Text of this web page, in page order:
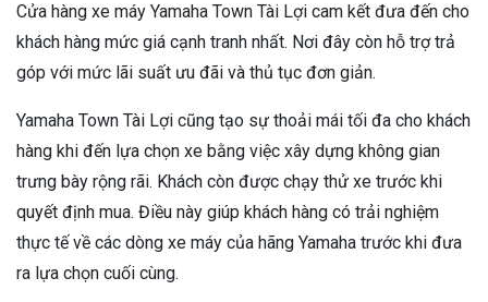
Cửa hàng xe máy Yamaha Town Tài Lợi cam kết đưa đến cho
khách hàng mức giá cạnh tranh nhất. Nơi đây còn hỗ trợ trả
góp với mức lãi suất ưu đãi và thủ tục đơn giản.
Yamaha Town Tài Lợi cũng tạo sự thoải mái tối đa cho khách
hàng khi đến lựa chọn xe bằng việc xây dựng không gian
trưng bày rộng rãi. Khách còn được chạy thử xe trước khi
quyết định mua. Điều này giúp khách hàng có trải nghiệm
thực tế về các dòng xe máy của hãng Yamaha trước khi đưa
ra lựa chọn cuối cùng.